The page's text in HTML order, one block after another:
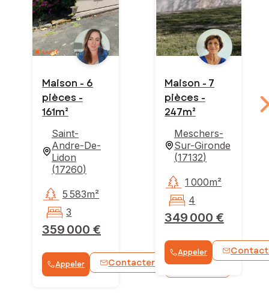
Maison - 6
pièces -
161m²
Saint-
Andre-De-
Lidon
(17260)
359 000 €
5 583m²
3
Appeler Contacter WhatsApp
Maison - 7
pièces -
247m²
Meschers-
Sur-Gironde
(17132)
349 000 €
1 000m²
4
Appeler